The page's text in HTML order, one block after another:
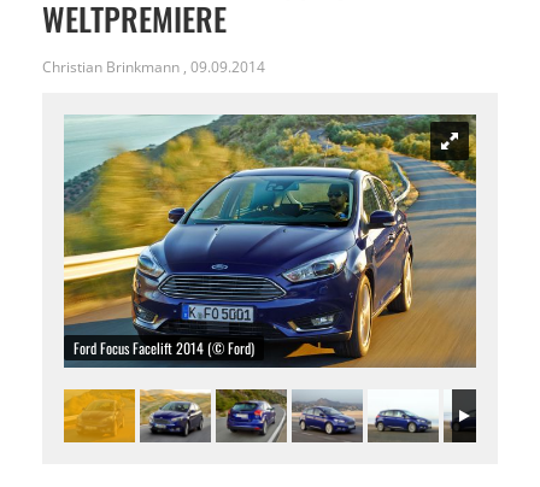
WELTPREMIERE
Christian Brinkmann , 09.09.2014
Ford Focus Facelift 2014 (© Ford)